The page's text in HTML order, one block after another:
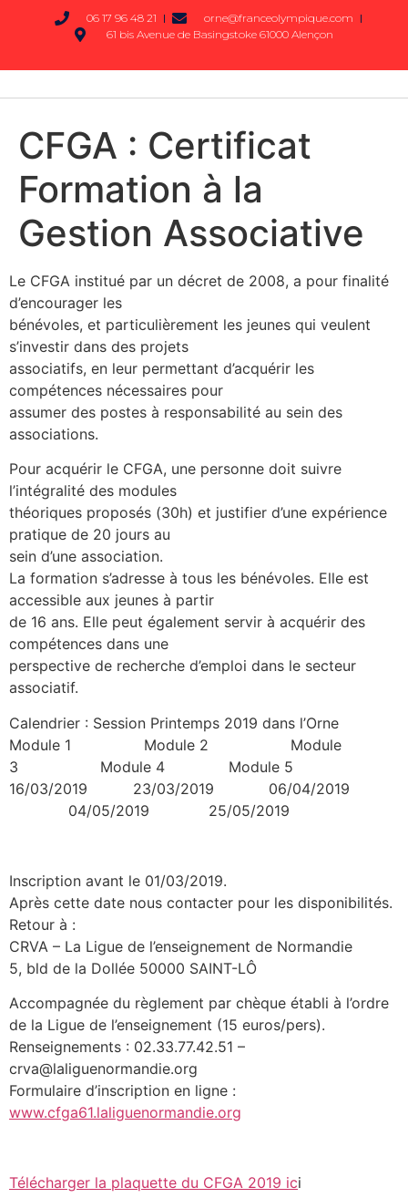
06 17 96 48 21
orne@franceolympique.com
61 bis Avenue de Basingstoke 61000 Alençon
CFGA : Certificat
Formation à la
Gestion Associative
Le CFGA institué par un décret de 2008, a pour finalité
d’encourager les
bénévoles, et particulièrement les jeunes qui veulent
s’investir dans des projets
associatifs, en leur permettant d’acquérir les
compétences nécessaires pour
assumer des postes à responsabilité au sein des
associations.
Pour acquérir le CFGA, une personne doit suivre
l’intégralité des modules
théoriques proposés (30h) et justifier d’une expérience
pratique de 20 jours au
sein d’une association.
La formation s’adresse à tous les bénévoles. Elle est
accessible aux jeunes à partir
de 16 ans. Elle peut également servir à acquérir des
compétences dans une
perspective de recherche d’emploi dans le secteur
associatif.
Calendrier : Session Printemps 2019 dans l’Orne
Module 1 Module 2 Module
3 Module 4 Module 5
16/03/2019 23/03/2019 06/04/2019
04/05/2019 25/05/2019
Inscription avant le 01/03/2019.
Après cette date nous contacter pour les disponibilités.
Retour à :
CRVA – La Ligue de l’enseignement de Normandie
5, bld de la Dollée 50000 SAINT-LÔ
Accompagnée du règlement par chèque établi à l’ordre
de la Ligue de l’enseignement (15 euros/pers).
Renseignements : 02.33.77.42.51 –
crva@laliguenormandie.org
Formulaire d’inscription en ligne :
www.cfga61.laliguenormandie.org
Télécharger la plaquette du CFGA 2019 ici